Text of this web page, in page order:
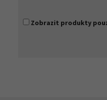
Zobrazit produkty